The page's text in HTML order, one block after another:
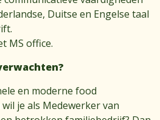
Duitse en Engelse taal
MS office.
en moderne food
je als Medewerker van